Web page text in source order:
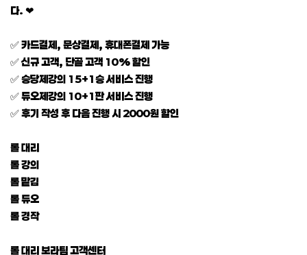
다. ❤
✅ 카드결제, 문상결제, 휴대폰결제 가능
✅ 신규 고객, 단골 고객 10% 할인
✅ 승당제강의 15+1승 서비스 진행
✅ 듀오제강의 10+1판 서비스 진행
✅ 후기 작성 후 다음 진행 시 2000원 할인
롤 대리
롤 강의
롤 맡김
롤 듀오
롤 경작
롤 대리 보라팀 고객센터